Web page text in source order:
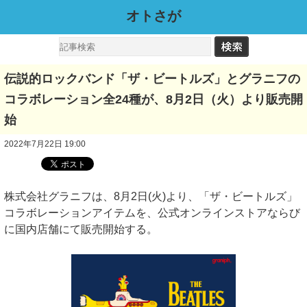
オトさが
伝説的ロックバンド「ザ・ビートルズ」とグラニフの
コラボレーション全24種が、8月2日（火）より販売開
始
2022年7月22日 19:00
株式会社グラニフは、8月2日(火)より、「ザ・ビートルズ」
コラボレーションアイテムを、公式オンラインストアならび
に国内店舗にて販売開始する。